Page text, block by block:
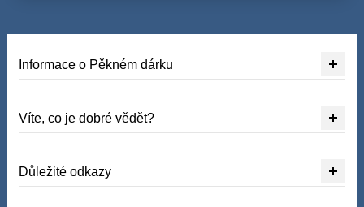
Informace o Pěkném dárku
Víte, co je dobré vědět?
Důležité odkazy